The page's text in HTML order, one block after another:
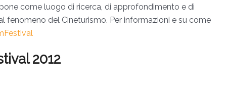
come luogo di ricerca, di approfondimento e di
fenomeno del Cineturismo. Per informazioni e su come
2012